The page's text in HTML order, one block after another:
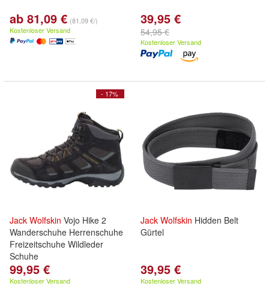
ab 81,09 € (81,09 €/)
Kostenloser Versand
39,95 €
54,95 €
Kostenloser Versand
- 17%
Jack Wolfskin Vojo Hike 2
Wanderschuhe Herrenschuhe
Freizeitschuhe Wildleder
Schuhe
99,95 €
Kostenloser Versand
Jack Wolfskin Hidden Belt
Gürtel
39,95 €
Kostenloser Versand